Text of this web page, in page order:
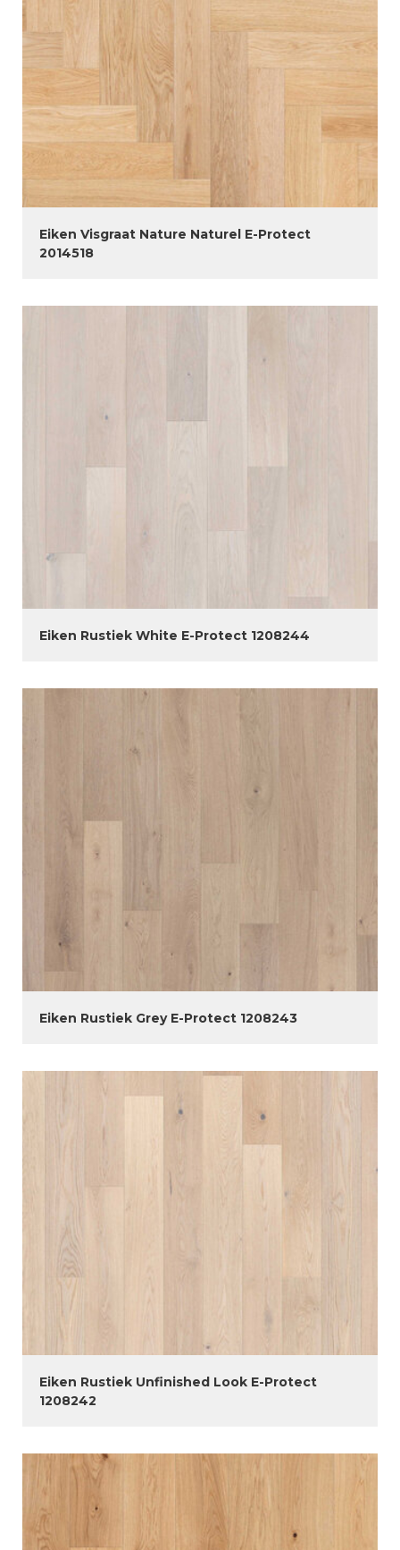
Eiken Visgraat Nature Naturel E-Protect
2014518
Eiken Rustiek White E-Protect 1208244
Eiken Rustiek Grey E-Protect 1208243
Eiken Rustiek Unfinished Look E-Protect
1208242